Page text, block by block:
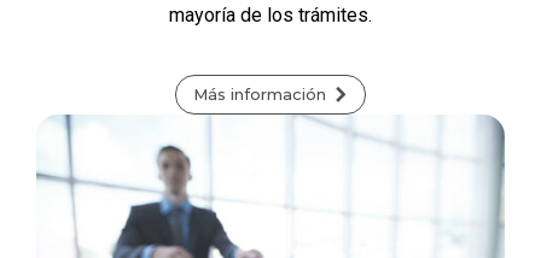
mayoría de los trámites.
Más información